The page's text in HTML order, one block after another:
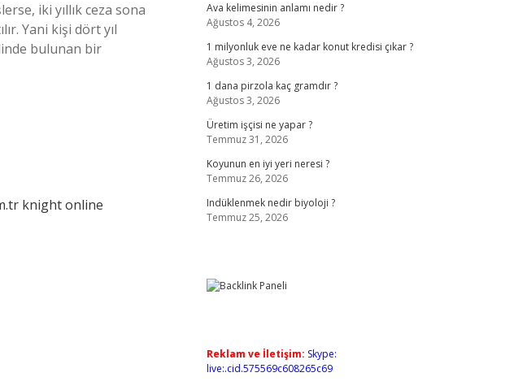
iki yıllık ceza sona
Yani kişi dört yıl
bulunan bir
knight online
Ava kelimesinin anlamı nedir ?
Ağustos 4, 2026
1 milyonluk eve ne kadar konut kredisi çıkar ?
Ağustos 3, 2026
1 dana pirzola kaç gramdır ?
Ağustos 3, 2026
Üretim işçisi ne yapar ?
Temmuz 31, 2026
Koyunun en iyi yeri neresi ?
Temmuz 26, 2026
Indüklenmek nedir biyoloji ?
Temmuz 25, 2026
Reklam ve İletişim: Skype:
live:.cid.575569c608265c69